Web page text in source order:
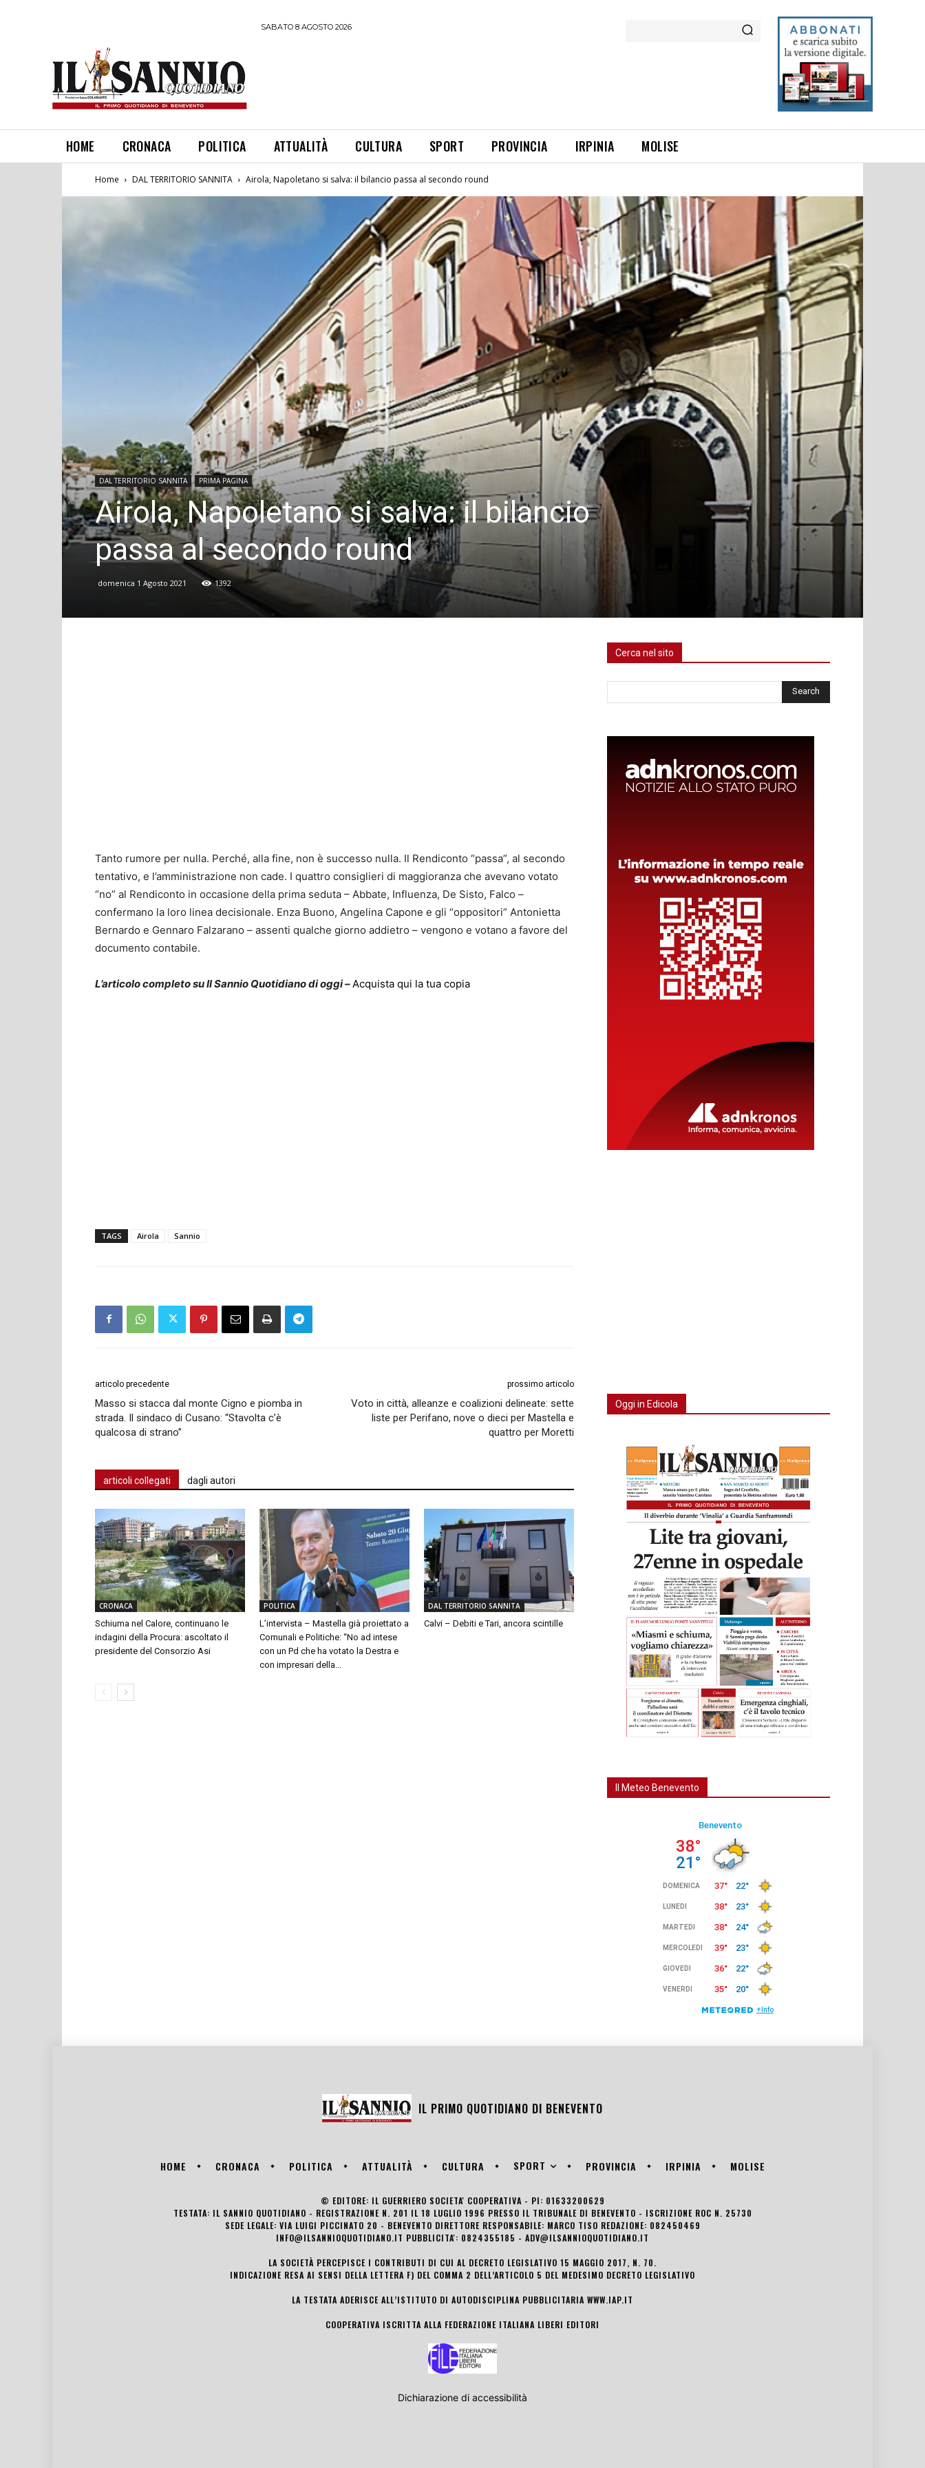
SABATO 8 AGOSTO 2026
HOME CRONACA POLITICA ATTUALITÀ CULTURA SPORT PROVINCIA IRPINIA MOLISE
Home DAL TERRITORIO SANNITA Airola, Napoletano si salva: il bilancio passa al secondo round
DAL TERRITORIO SANNITA PRIMA PAGINA
Airola, Napoletano si salva: il bilancio
passa al secondo round
domenica 1 Agosto 2021 1392
Tanto rumore per nulla. Perché, alla fine, non è successo nulla. Il Rendiconto “passa”, al secondo
tentativo, e l’amministrazione non cade. I quattro consiglieri di maggioranza che avevano votato
“no” al Rendiconto in occasione della prima seduta – Abbate, Influenza, De Sisto, Falco –
confermano la loro linea decisionale. Enza Buono, Angelina Capone e gli “oppositori” Antonietta
Bernardo e Gennaro Falzarano – assenti qualche giorno addietro – vengono e votano a favore del
documento contabile.
L’articolo completo su Il Sannio Quotidiano di oggi – Acquista qui la tua copia
TAGS Airola Sannio
articolo precedente
Masso si stacca dal monte Cigno e piomba in
strada. Il sindaco di Cusano: “Stavolta c’è
qualcosa di strano”
prossimo articolo
Voto in città, alleanze e coalizioni delineate: sette
liste per Perifano, nove o dieci per Mastella e
quattro per Moretti
articoli collegati dagli autori
CRONACA
Schiuma nel Calore, continuano le
indagini della Procura: ascoltato il
presidente del Consorzio Asi
POLITICA
L’intervista – Mastella già proiettato a
Comunali e Politiche: “No ad intese
con un Pd che ha votato la Destra e
con impresari della...
DAL TERRITORIO SANNITA
Calvi – Debiti e Tari, ancora scintille
Cerca nel sito
Oggi in Edicola
Il Meteo Benevento
IL PRIMO QUOTIDIANO DI BENEVENTO
HOME CRONACA POLITICA ATTUALITÀ CULTURA SPORT PROVINCIA IRPINIA MOLISE
© EDITORE: IL GUERRIERO SOCIETA' COOPERATIVA - PI: 01633200629
TESTATA: IL SANNIO QUOTIDIANO - REGISTRAZIONE N. 201 IL 18 LUGLIO 1996 PRESSO IL TRIBUNALE DI BENEVENTO - ISCRIZIONE ROC N. 25730
SEDE LEGALE: VIA LUIGI PICCINATO 20 - BENEVENTO DIRETTORE RESPONSABILE: MARCO TISO REDAZIONE: 082450469
INFO@ILSANNIOQUOTIDIANO.IT PUBBLICITA': 0824355185 - ADV@ILSANNIOQUOTIDIANO.IT
LA SOCIETÀ PERCEPISCE I CONTRIBUTI DI CUI AL DECRETO LEGISLATIVO 15 MAGGIO 2017, N. 70.
INDICAZIONE RESA AI SENSI DELLA LETTERA F) DEL COMMA 2 DELL’ARTICOLO 5 DEL MEDESIMO DECRETO LEGISLATIVO
LA TESTATA ADERISCE ALL’ISTITUTO DI AUTODISCIPLINA PUBBLICITARIA WWW.IAP.IT
COOPERATIVA ISCRITTA ALLA FEDERAZIONE ITALIANA LIBERI EDITORI
Dichiarazione di accessibilità